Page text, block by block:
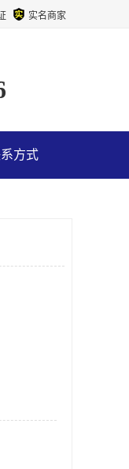
实名商家
方式